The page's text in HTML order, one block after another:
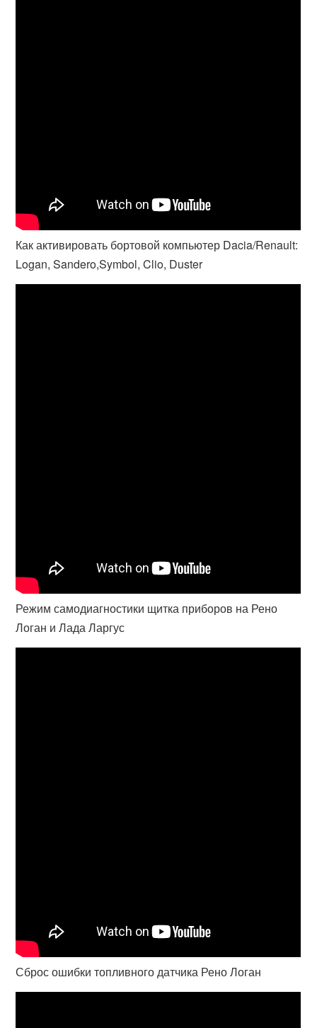
Как активировать бортовой компьютер Dacia/Renault:
Logan, Sandero,Symbol, Clio, Duster
Режим самодиагностики щитка приборов на Рено
Логан и Лада Ларгус
Сброс ошибки топливного датчика Рено Логан